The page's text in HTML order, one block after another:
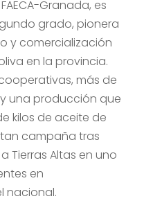
Granada, es
grado, pionera
y comercialización
en la provincia.
más de
una producción que
kilos de aceite de
campaña tras
Tierras Altas en uno
en
nacional.